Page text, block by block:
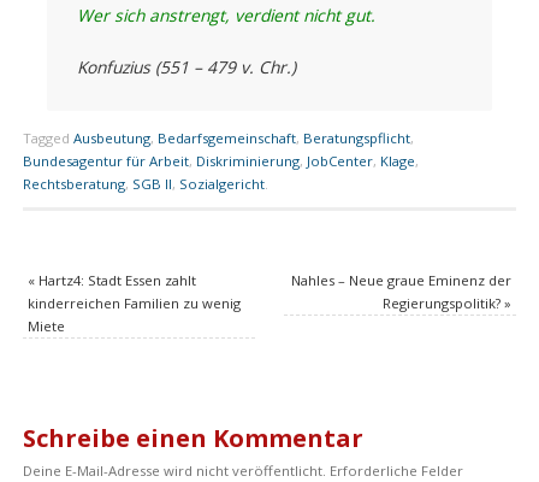
Wer sich anstrengt, verdient nicht gut.
Konfuzius (551 – 479 v. Chr.)
Tagged Ausbeutung, Bedarfsgemeinschaft, Beratungspflicht,
Bundesagentur für Arbeit, Diskriminierung, JobCenter, Klage,
Rechtsberatung, SGB II, Sozialgericht.
«Hartz4: Stadt Essen zahlt
kinderreichen Familien zu wenig
Miete
Nahles – Neue graue Eminenz der
Regierungspolitik?»
Schreibe einen Kommentar
Deine E-Mail-Adresse wird nicht veröffentlicht. Erforderliche Felder